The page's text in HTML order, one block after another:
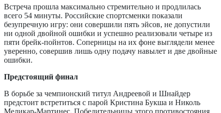
Встреча прошла максимально стремительно и продлилась
всего 54 минуты. Российские спортсменки показали
безупречную игру: они совершили пять эйсов, не допустили
ни одной двойной ошибки и успешно реализовали четыре из
пяти брейк-пойнтов. Соперницы на их фоне выглядели менее
уверенно, совершив лишь одну подачу навылет и две двойные
ошибки.
Предстоящий финал
В борьбе за чемпионский титул Андреевой и Шнайдер
предстоит встретиться с парой Кристина Букша и Николь
Меликар-Мартинес. Победительницы этого противостояния